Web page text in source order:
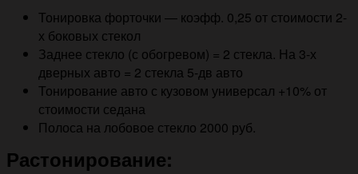
Тонировка форточки — коэфф. 0,25 от стоимости 2-
х боковых стекол
Заднее стекло (с обогревом) = 2 стекла. На 3-х
дверных авто = 2 стекла 5-дв авто
Тонирование авто с кузовом универсал +10% от
стоимости седана
Полоса на лобовое стекло 2000 руб.
Растонирование: